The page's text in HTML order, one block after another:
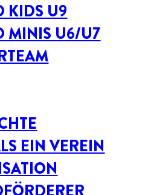
KIDS U9
MINIS U6/U7
EIN VEREIN